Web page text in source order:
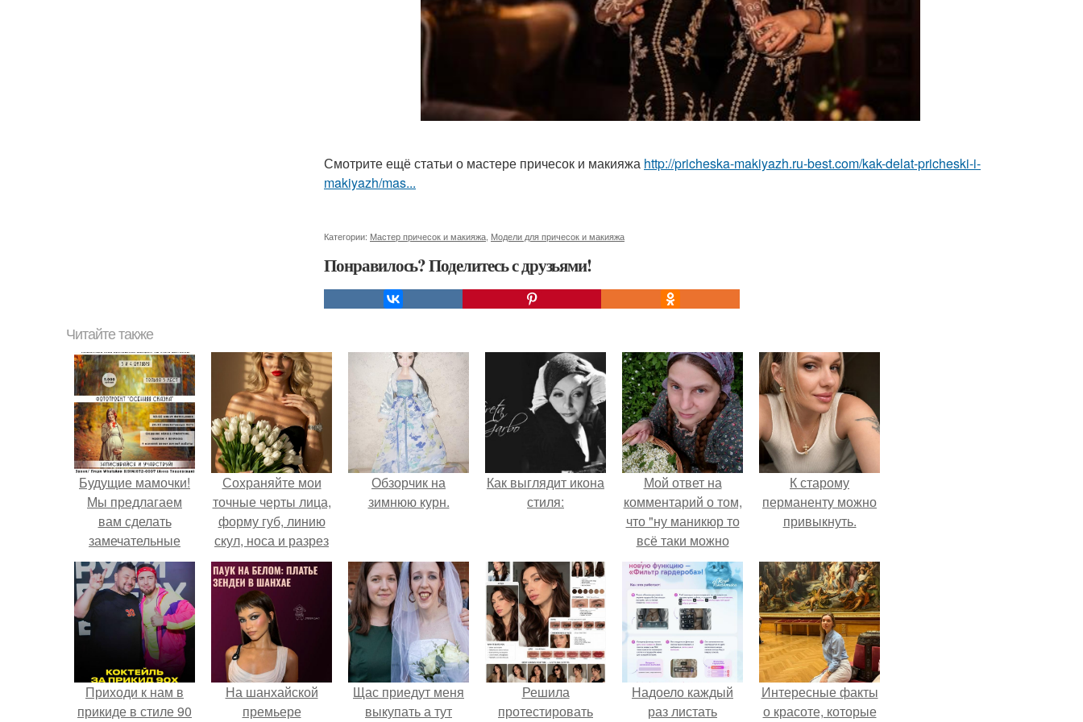
Смотрите ещё статьи о мастере причесок и макияжа http://pricheska-makiyazh.ru-best.com/kak-delat-pricheski-i-
makiyazh/mas...
Категории: Мастер причесок и макияжа Модели для причесок и макияжа
Понравилось? Поделитесь с друзьями!
Читайте также
Будущие мамочки!
Мы предлагаем
вам сделать
замечательные
фотографии в
сказочном осеннем
лесу!
Сохраняйте мои
точные черты лица,
форму губ, линию
скул, носа и разрез
глаз.
Обзорчик на
зимнюю курн.
Как выглядит икона
стиля:
Мой ответ на
комментарий о том,
что "ну маникюр то
всё таки можно
было бы сделать.
К старому
перманенту можно
привыкнуть.
Приходи к нам в
прикиде в стиле 90
На шанхайской
премьере
Щас приедут меня
выкупать а тут
Решила
протестировать
Надоело каждый
раз листать
Интересные факты
о красоте, которые